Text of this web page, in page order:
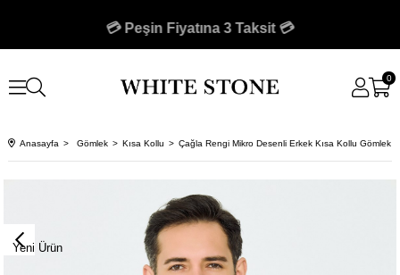
💳 Peşin Fiyatına 3 Taksit 💳
🚚 750 TL Üzeri Kargo Bedava 🚚
0
Anasayfa Gömlek Kısa Kollu Çağla Rengi Mikro Desenli Erkek Kısa Kollu Gömlek
Yeni Ürün